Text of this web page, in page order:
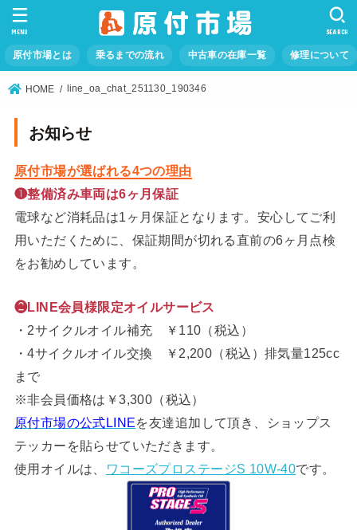
原付市場とは 乗るまでの流れ 中古車の在庫一覧 修理について
SEARCH
MENU
HOME line_oa_chat_251130_190346
お知らせ
原付市場が選ばれる4つの理由
❶整備済み車両は6ヶ月保証
電球など消耗品は1ヶ月保証となります。安心してご利
用いただくために、保証期間が切れる直前の6ヶ月点検
をお勧めしています。
❷LINE会員様限定オイルサービス
・2サイクルオイル補充 ￥110（税込）
・4サイクルオイル交換 ￥2,200（税込）排気量125cc
まで
※非会員価格は￥3,300（税込）
原付市場の公式LINEを友達追加して頂き、ショップス
テッカーを貼らせていただきます。
使用オイルは、
ワコーズプロステージS 10W-40です。